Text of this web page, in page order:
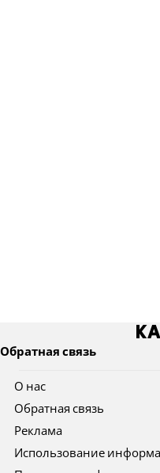
Обратная связь
О нас
Обратная связь
Реклама
Использование